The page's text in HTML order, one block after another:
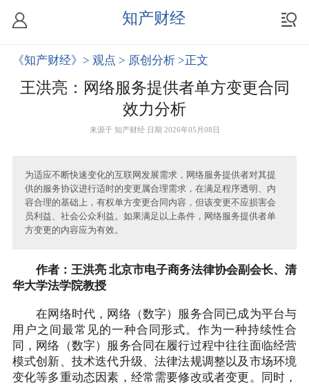
知产财经
《知产财经》 > 观点 > 原创分析 >正文
王洪亮：网络服务提供者单方变更合同
效力分析
来源于 知产财经 日期 2026年05月08日
为适应不断快速变化的互联网发展需求，网络服务提供者对其提
供的服务协议进行适时的变更属合理需求，在满足程序透明、内
容合理的基础上，有权单方变更合同内容，但该变更不应损害会
员利益、社会公众利益。如果满足以上条件，网络服务提供者单
方变更的内容应为有效。
作者：王洪亮 北京市电子商务法律协会副会长、清
华大学法学院教授
在网络时代，网络（数字）服务合同已成为平台与
用户之间最常见的一种合同形式。作为一种持续性合
同，网络（数字）服务合同在履行过程中往往面临经营
模式创新、技术迭代升级、法律法规调整以及市场环境
变化等多重动态因素，经常需要修改或者变更。同时，